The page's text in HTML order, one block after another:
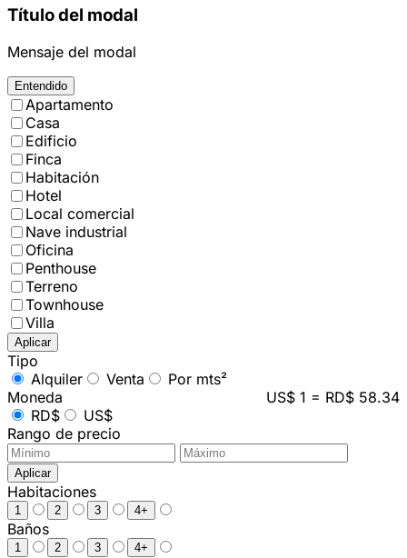
Título del modal
Mensaje del modal
Entendido
Apartamento
Casa
Edificio
Finca
Habitación
Hotel
Local comercial
Nave industrial
Oficina
Penthouse
Terreno
Townhouse
Villa
Aplicar
Tipo
Alquiler
Venta
Por mts²
Moneda
US$ 1 = RD$ 58.34
RD$
US$
Rango de precio
Aplicar
Habitaciones
1 2 3 4+
Baños
1 2 3
4+